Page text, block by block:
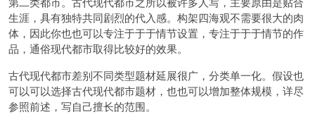
生涯，具有独特共同剧烈的代入感。构架四海观不需要很大的肉
体，因此你也也可以专注于于于情节设置，专注于于于情节的作
品，通俗现代都市取得比较好的效果。
古代现代都市差别不同类型题材延展很广，分类单一化。假设也
可以可以选择古代现代都市题材，也也可以增加整体规模，详尽
参照前述，写自己擅长的范围。